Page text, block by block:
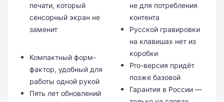
печати, который
сенсорный экран не
заменит
Компактный форм-
фактор, удобный для
работы одной рукой
Пять лет обновлений
не для потребления
контента
Русской гравировки
на клавишах нет из
коробки
Pro-версия придёт
позже базовой
Гарантия в России —